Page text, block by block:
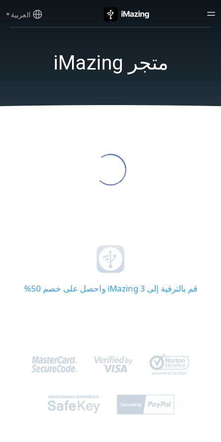
العربية
متجر iMazing
قم بالترقية إلى iMazing 3 واحصل على خصم 50%